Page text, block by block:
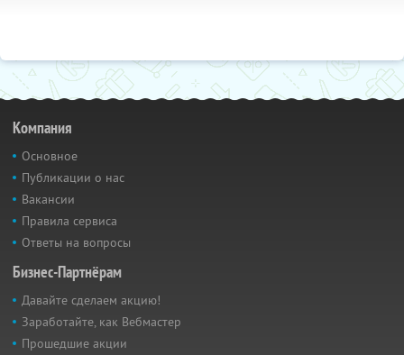
Компания
Основное
Публикации о нас
Вакансии
Правила сервиса
Ответы на вопросы
Бизнес-Партнёрам
Давайте сделаем акцию!
Заработайте, как Вебмастер
Прошедшие акции